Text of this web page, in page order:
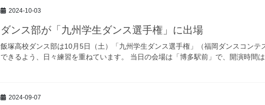
2024-10-03
ダンス部が「九州学生ダンス選手権」に出場
飯塚高校ダンス部は10月5日（土）「九州学生ダンス選手権」（福岡ダンスコン
できるよう、日々練習を重ねています。 当日の会場は「博多駅前」で、開演時間
2024-09-07